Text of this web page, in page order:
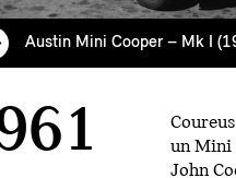
Austin Mini Cooper – Mk I
un Mini
John